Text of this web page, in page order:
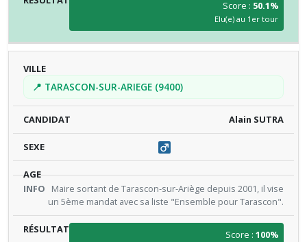
Score : 50.1%
Elu(e) au 1er tour
📍 TARASCON-SUR-ARIEGE (9400)
Alain SUTRA
Maire sortant de Tarascon-sur-Ariège depuis 2001, il vise
un 5ème mandat avec sa liste "Ensemble pour Tarascon".
Score :100%